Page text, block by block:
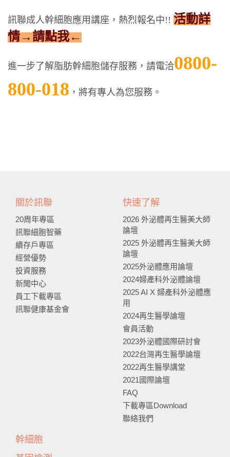
訊聯成人幹細胞應用講座，熱烈報名中!! 活動詳
情→請點我←
進一步了解脂肪幹細胞儲存服務，請電洽0800-
800-018 ，將有專人為您服務。
關於訊聯
20周年專區
訊聯細胞智藥
續存戶專區
經營優勢
投資服務
新聞中心
員工下載專區
訊聯健康基金會
快速了解
2026 外泌體再生醫美大師
論壇
2025 外泌體再生醫美大師
論壇
2025外泌體應用論壇
2024婦產科外泌體論壇
2025 AI X 婦產科外泌體應
用
2024再生醫學論壇
會員活動
2023外泌體國際研討會
2022台灣再生醫學論壇
2022再生醫學講堂
2021國際論壇
FAQ
下載專區Download
聯絡我們
幹細胞